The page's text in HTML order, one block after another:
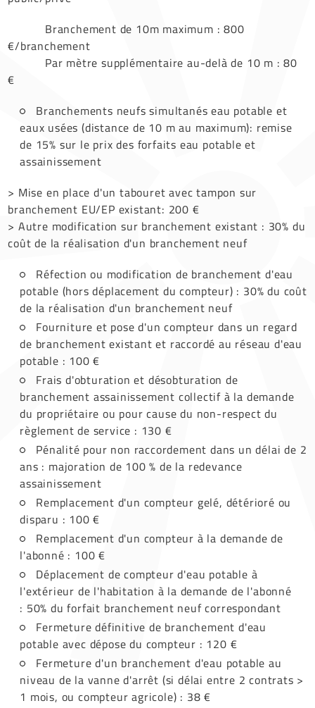
Branchement de 10m maximum : 800
€/branchement
Par mètre supplémentaire au-delà de 10 m : 80
€
Branchements neufs simultanés eau potable et
eaux usées (distance de 10 m au maximum): remise
de 15% sur le prix des forfaits eau potable et
assainissement
> Mise en place d'un tabouret avec tampon sur
branchement EU/EP existant: 200 €
> Autre modification sur branchement existant : 30% du
coût de la réalisation d'un branchement neuf
Réfection ou modification de branchement d'eau
potable (hors déplacement du compteur) : 30% du coût
de la réalisation d'un branchement neuf
Fourniture et pose d'un compteur dans un regard
de branchement existant et raccordé au réseau d'eau
potable : 100 €
Frais d'obturation et désobturation de
branchement assainissement collectif à la demande
du propriétaire ou pour cause du non-respect du
règlement de service : 130 €
Pénalité pour non raccordement dans un délai de 2
ans : majoration de 100 % de la redevance
assainissement
Remplacement d'un compteur gelé, détérioré ou
disparu : 100 €
Remplacement d'un compteur à la demande de
l'abonné : 100 €
Déplacement de compteur d'eau potable à
l'extérieur de l'habitation à la demande de l'abonné
: 50% du forfait branchement neuf correspondant
Fermeture définitive de branchement d'eau
potable avec dépose du compteur : 120 €
Fermeture d'un branchement d'eau potable au
niveau de la vanne d'arrêt (si délai entre 2 contrats >
1 mois, ou compteur agricole) : 38 €